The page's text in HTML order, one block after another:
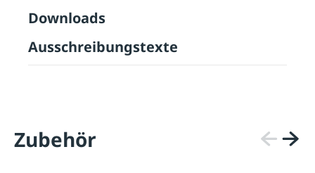
Downloads
Ausschreibungstexte
Zubehör